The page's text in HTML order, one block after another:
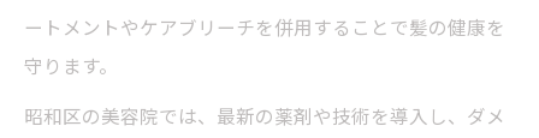
ートメントやケアブリーチを併用することで髪の健康を
守ります。
昭和区の美容院では、最新の薬剤や技術を導入し、ダメ